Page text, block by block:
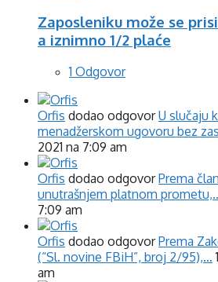
Zaposleniku može se
a iznimno 1/2 plaće
1 Odgovor
Orfis dodao odgovorU slučaju
menadžerskom ugovoru bez
2021 na 7:09 am
Orfis dodao odgovorPrema
unutrašnjem platnom
7:09 am
Orfis dodao odgovorPrema
(“Sl. novine FBiH”, broj 2/95),…
am